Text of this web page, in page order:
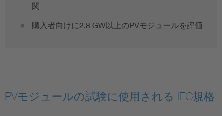
関
購入者向けに2.8 GW以上のPVモジュールを評価
PVモジュールの試験に使用される IEC規格